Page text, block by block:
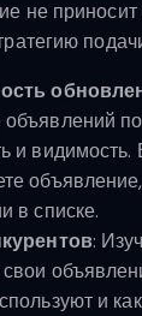
не приносит
объявлений
и
в списке.
:
и